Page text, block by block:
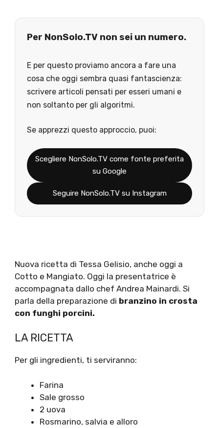
Per NonSolo.TV non sei un numero.
E per questo proviamo ancora a fare una
cosa che oggi sembra quasi fantascienza:
scrivere articoli pensati per esseri umani e
non soltanto per gli algoritmi.
Se apprezzi questo approccio, puoi:
Scegliere NonSolo.TV come fonte preferita
su Google
Seguire NonSolo.TV su Instagram
Nuova ricetta di Tessa Gelisio, anche oggi a
Cotto e Mangiato. Oggi la presentatrice è
accompagnata dallo chef Andrea Mainardi. Si
parla della preparazione di branzino in crosta
con funghi porcini.
LA RICETTA
Per gli ingredienti, ti serviranno:
Farina
Sale grosso
2 uova
Rosmarino, salvia e alloro